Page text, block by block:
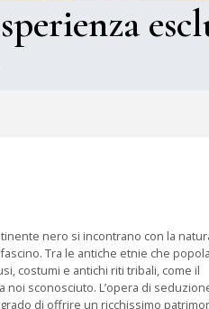
nero si incontrano con la
Tra le antiche etnie che
costumi e antichi riti tribali, come il
sconosciuto. L’opera di
di offrire un ricchissimo